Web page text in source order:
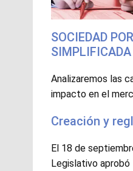
SOCIEDAD
Analizaremos las
impacto en el
Creación y
El 18 de
Legislativo aprobó